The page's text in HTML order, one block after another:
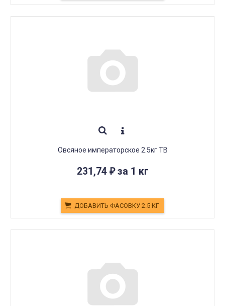
Овсяное императорское 2.5кг ТВ
231,74 ₽за 1 кг
ДОБАВИТЬ ФАСОВКУ 2.5 КГ